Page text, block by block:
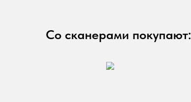
Со сканерами покупают: